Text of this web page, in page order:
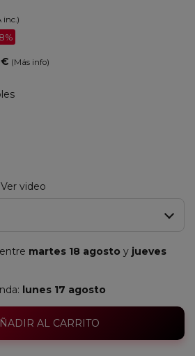
inc.)
€ (Más info)
Ver video
entre martes 18 agosto y jueves
lunes 17 agosto
AL CARRITO